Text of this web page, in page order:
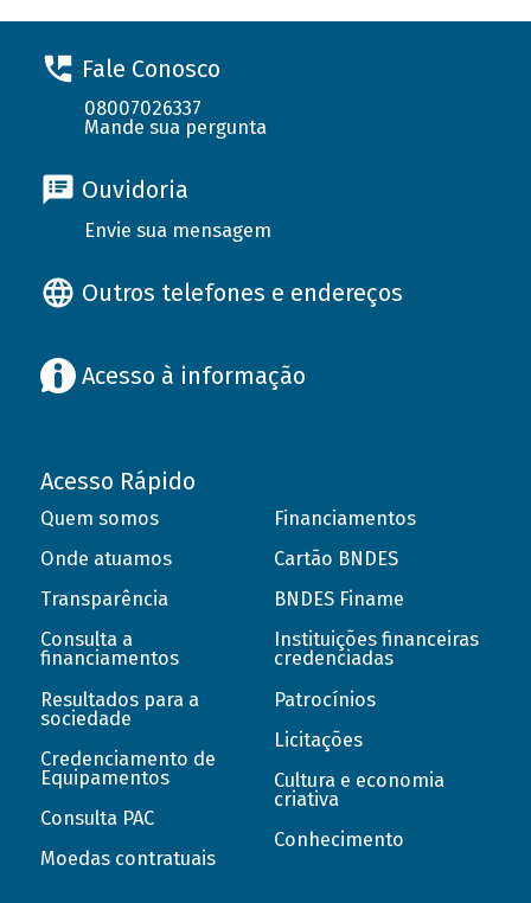
Fale Conosco
08007026337
Mande sua pergunta
Ouvidoria
Envie sua mensagem
Outros telefones e endereços
Acesso à informação
Acesso Rápido
Quem somos
Onde atuamos
Transparência
Consulta a
financiamentos
Resultados para a
sociedade
Credenciamento de
Equipamentos
Consulta PAC
Moedas contratuais
Financiamentos
Cartão BNDES
BNDES Finame
Instituições financeiras
credenciadas
Patrocínios
Licitações
Cultura e economia
criativa
Conhecimento